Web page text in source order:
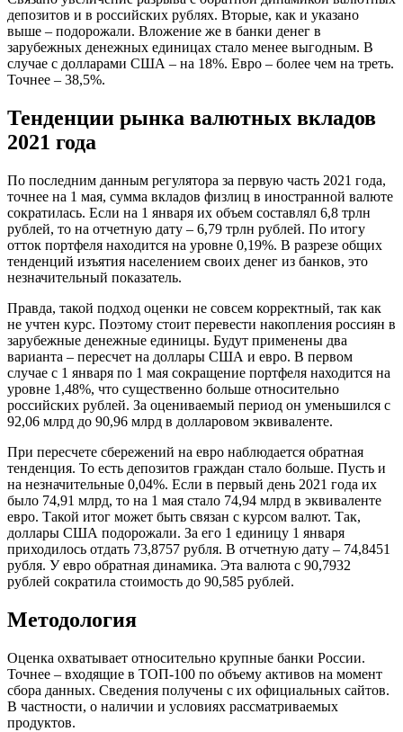
депозитов и в российских рублях. Вторые, как и указано
выше – подорожали. Вложение же в банки денег в
зарубежных денежных единицах стало менее выгодным. В
случае с долларами США – на 18%. Евро – более чем на треть.
Точнее – 38,5%.
Тенденции рынка валютных вкладов
2021 года
По последним данным регулятора за первую часть 2021 года,
точнее на 1 мая, сумма вкладов физлиц в иностранной валюте
сократилась. Если на 1 января их объем составлял 6,8 трлн
рублей, то на отчетную дату – 6,79 трлн рублей. По итогу
отток портфеля находится на уровне 0,19%. В разрезе общих
тенденций изъятия населением своих денег из банков, это
незначительный показатель.
Правда, такой подход оценки не совсем корректный, так как
не учтен курс. Поэтому стоит перевести накопления россиян в
зарубежные денежные единицы. Будут применены два
варианта – пересчет на доллары США и евро. В первом
случае с 1 января по 1 мая сокращение портфеля находится на
уровне 1,48%, что существенно больше относительно
российских рублей. За оцениваемый период он уменьшился с
92,06 млрд до 90,96 млрд в долларовом эквиваленте.
При пересчете сбережений на евро наблюдается обратная
тенденция. То есть депозитов граждан стало больше. Пусть и
на незначительные 0,04%. Если в первый день 2021 года их
было 74,91 млрд, то на 1 мая стало 74,94 млрд в эквиваленте
евро. Такой итог может быть связан с курсом валют. Так,
доллары США подорожали. За его 1 единицу 1 января
приходилось отдать 73,8757 рубля. В отчетную дату – 74,8451
рубля. У евро обратная динамика. Эта валюта с 90,7932
рублей сократила стоимость до 90,585 рублей.
Методология
Оценка охватывает относительно крупные банки России.
Точнее – входящие в ТОП-100 по объему активов на момент
сбора данных. Сведения получены с их официальных сайтов.
В частности, о наличии и условиях рассматриваемых
продуктов.